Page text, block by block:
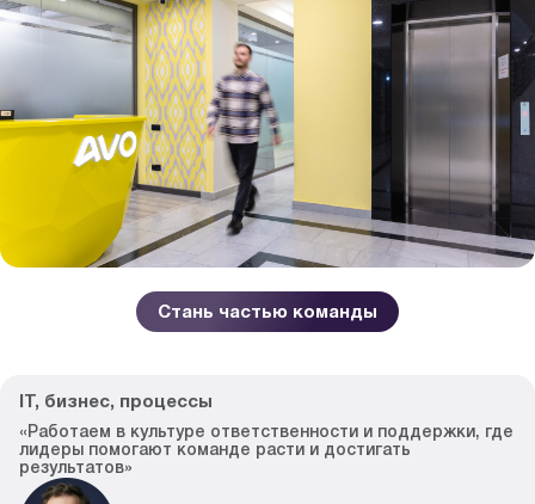
Стань частью команды
IT, бизнес, процессы
«Работаем в культуре ответственности и поддержки, где
лидеры помогают команде расти и достигать
результатов»